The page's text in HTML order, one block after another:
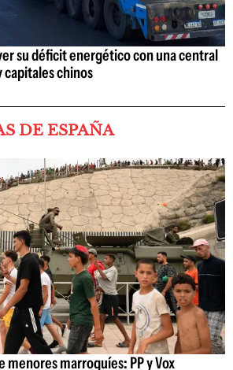
su déficit energético con una central
capitales chinos
DE ESPAÑA
menores marroquíes: PP y Vox